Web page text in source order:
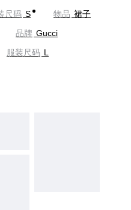
尺码 S 物品 裙子
品牌 Gucci
服装尺码 L